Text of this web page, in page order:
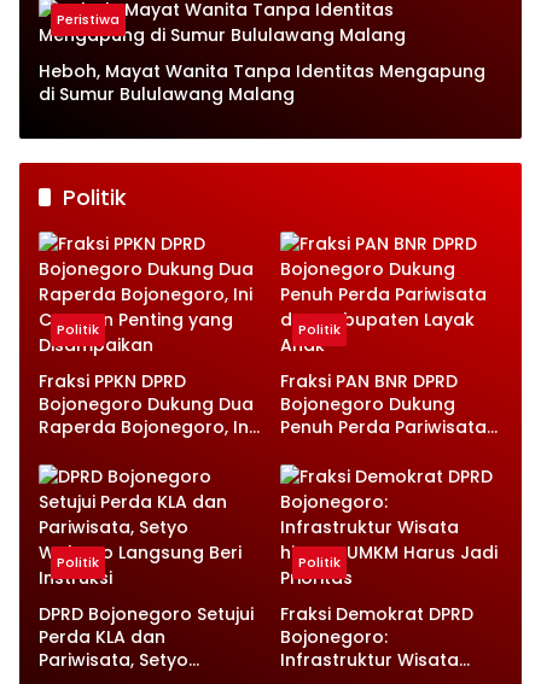
Peristiwa
Heboh, Mayat Wanita Tanpa Identitas Mengapung
di Sumur Bululawang Malang
Politik
Politik
Fraksi PPKN DPRD
Bojonegoro Dukung Dua
Raperda Bojonegoro, Ini
Disampaikan
Politik
Fraksi PAN BNR DPRD
Bojonegoro Dukung
Penuh Perda Pariwisata
Anak
Politik
DPRD Bojonegoro Setujui
Perda KLA dan
Pariwisata, Setyo
Politik
Fraksi Demokrat DPRD
Bojonegoro:
Infrastruktur Wisata